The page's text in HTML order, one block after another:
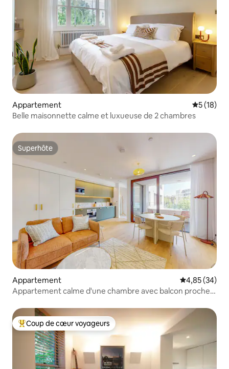
Appartement
5 (18)
Belle maisonnette calme et luxueuse de 2 chambres
Superhôte
Superhôte
Appartement Évaluation
4,85 (34)
Appartement calme d'une chambre avec balcon proche
Coups de cœur voyageurs les plus appréciés
Coup de cœur voyageurs